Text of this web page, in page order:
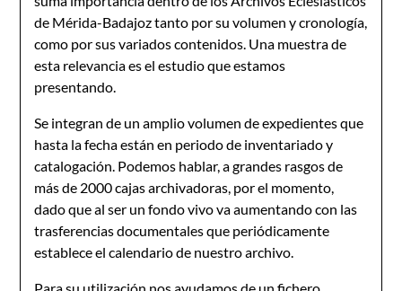
de Mérida-Badajoz tanto por su volumen y cronología,
como por sus variados contenidos. Una muestra de
esta relevancia es el estudio que estamos
presentando.
Se integran de un amplio volumen de expedientes que
hasta la fecha están en periodo de inventariado y
catalogación. Podemos hablar, a grandes rasgos de
más de 2000 cajas archivadoras, por el momento,
dado que al ser un fondo vivo va aumentando con las
trasferencias documentales que periódicamente
establece el calendario de nuestro archivo.